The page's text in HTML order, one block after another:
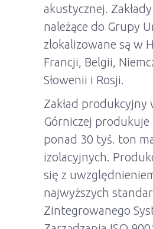
akustycznej.
należące do Grupy
zlokalizowane są w
Francji, Belgii,
Słowenii i Rosji.
Zakład produkcyjny
Górniczej produkuje
ponad 30 tyś. ton
izolacyjnych.
się z
najwyższych
Zintegrowanego